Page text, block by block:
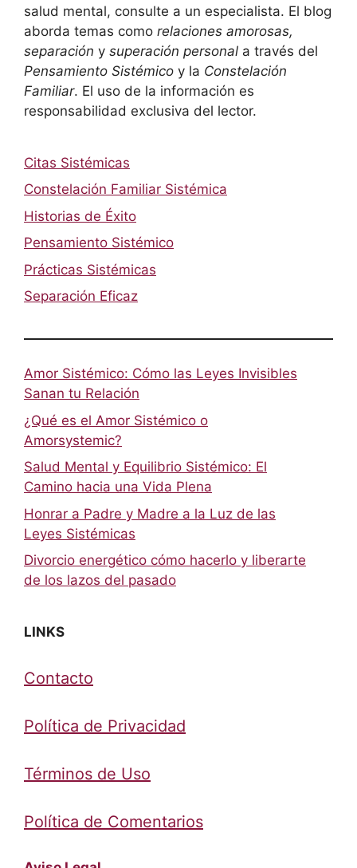
salud mental, consulte a un especialista. El blog
aborda temas como relaciones amorosas,
separación y superación personal a través del
Pensamiento Sistémico y la Constelación
Familiar. El uso de la información es
responsabilidad exclusiva del lector.
Citas Sistémicas
Constelación Familiar Sistémica
Historias de Éxito
Pensamiento Sistémico
Prácticas Sistémicas
Separación Eficaz
Amor Sistémico: Cómo las Leyes Invisibles
Sanan tu Relación
¿Qué es el Amor Sistémico o
Amorsystemic?
Salud Mental y Equilibrio Sistémico: El
Camino hacia una Vida Plena
Honrar a Padre y Madre a la Luz de las
Leyes Sistémicas
Divorcio energético cómo hacerlo y liberarte
de los lazos del pasado
LINKS
Contacto
Política de Privacidad
Términos de Uso
Política de Comentarios